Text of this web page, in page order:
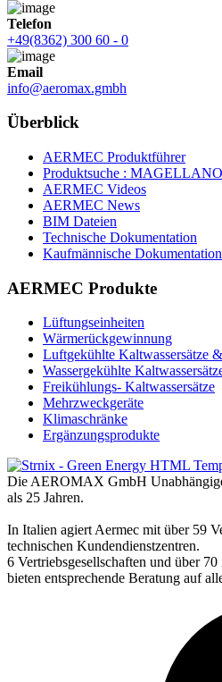
Telefon
+49(8362) 300 60 - 0
Email
info@aeromax.gmbh
Überblick
AERMEC Produktführer
Produktsuche : MAGELLANO
AERMEC Videos
AERMEC News
BIM Dateien
Technische Dokumentation
Kaufmännische Dokumentation
AERMEC Produkte
Lüftungseinheiten
Wärmerückgewinnung
Luftgekühlte Kaltwassersätze
Wassergekühlte
Freikühlungs- Kaltwassersätze
Mehrzweckgeräte
Klimaschränke
Ergänzungsprodukte
Die AEROMAX GmbH
als 25 Jahren.
In Italien agiert Aermec mit über 59
technischen Kundendienstzentren.
6 Vertriebsgesellschaften und über
bieten entsprechende Beratung auf